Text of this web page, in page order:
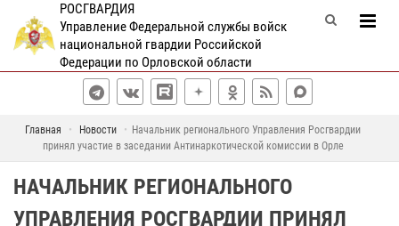
РОСГВАРДИЯ
Управление Федеральной службы войск
национальной гвардии Российской
Федерации по Орловской области
Главная Новости
Начальник регионального Управления Росгвардии
принял участие в заседании Антинаркотической комиссии в Орле
НАЧАЛЬНИК РЕГИОНАЛЬНОГО
УПРАВЛЕНИЯ РОСГВАРДИИ ПРИНЯЛ